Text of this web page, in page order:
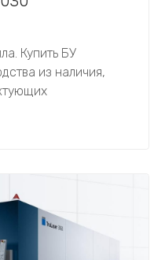
Купить БУ
из наличия,